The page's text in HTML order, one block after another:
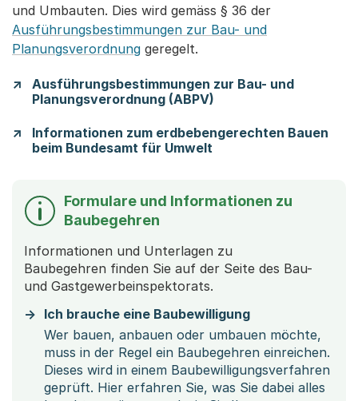
und Umbauten. Dies wird gemäss § 36 der
Ausführungsbestimmungen zur Bau- und
Planungsverordnung geregelt.
Ausführungsbestimmungen zur Bau- und
Planungsverordnung (ABPV)
Informationen zum erdbebengerechten Bauen
beim Bundesamt für Umwelt
Formulare und Informationen zu
Baubegehren
Informationen und Unterlagen zu
Baubegehren finden Sie auf der Seite des Bau-
und Gastgewerbeinspektorats.
Ich brauche eine Baubewilligung
Wer bauen, anbauen oder umbauen möchte,
muss in der Regel ein Baubegehren einreichen.
Dieses wird in einem Baubewilligungsverfahren
geprüft. Hier erfahren Sie, was Sie dabei alles